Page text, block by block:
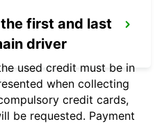
first and last
driver
used credit must be in
when collecting
credit cards,
be requested. Payment